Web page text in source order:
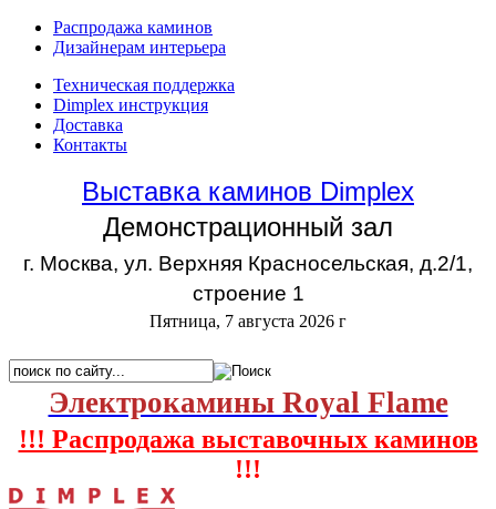
Распродажа каминов
Дизайнерам интерьера
Техническая поддержка
Dimplex инструкция
Доставка
Контакты
Выставка каминов Dimplex
Демонстрационный зал
г. Москва, ул. Верхняя Красносельская, д.2/1,
строение 1
Пятница, 7 августа 2026 г
Электрокамины Royal Flame
!!! Распродажа выставочных каминов
!!!